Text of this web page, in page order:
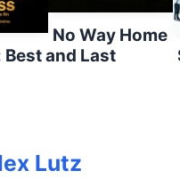
and Last
No Way Home
Lutz